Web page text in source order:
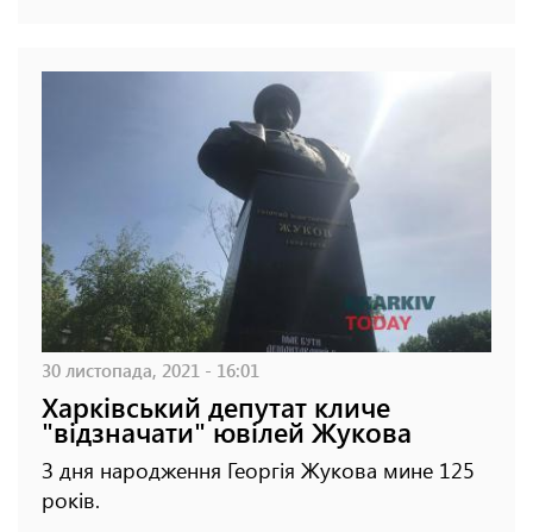
30 листопада, 2021 - 16:01
Харківський депутат кличе
"відзначати" ювілей Жукова
З дня народження Георгія Жукова мине 125
років.